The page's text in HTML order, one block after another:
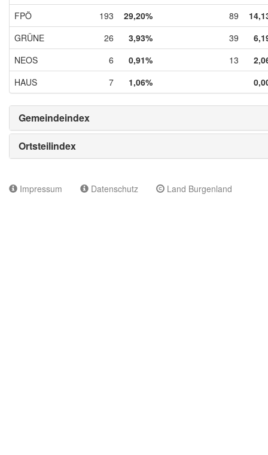
FPÖ
193 29,20% 89
GRÜNE
26 3,93% 39
NEOS
6 0,91% 13
HAUS
7 1,06%
Gemeindeindex
Ortsteilindex
Impressum Datenschutz Land Burgenland